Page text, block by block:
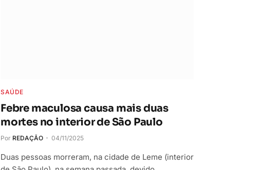
SAÚDE
Febre maculosa causa mais duas
mortes no interior de São Paulo
Por REDAÇÃO 04/11/2025
Duas pessoas morreram, na cidade de Leme (interior